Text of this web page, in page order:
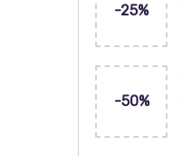
-25%
-50%